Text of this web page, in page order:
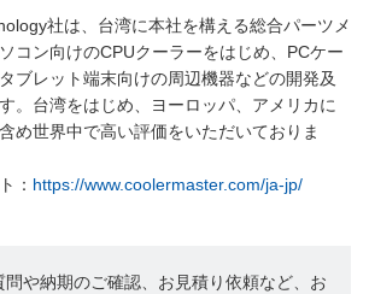
社は、台湾に本社を構える総合パーツメ
コン向けのCPUクーラーをはじめ、PCケー
ブレット端末向けの周辺機器などの開発及
。台湾をはじめ、ヨーロッパ、アメリカに
め世界中で高い評価をいただいておりま
： https://www.coolermaster.com/ja-jp/
や納期のご確認、お見積り依頼など、お